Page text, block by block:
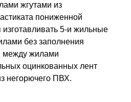
жгутами из
пониженной
изготавливать 5-и жильные
без заполнения
между жилами
оцинкованных лент
негорючего ПВХ.